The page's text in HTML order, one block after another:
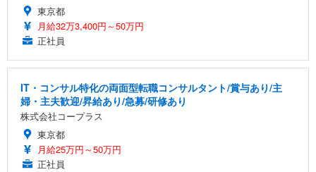
東京都
月給32万3,400円～50万円
正社員
IT・コンサル特化の両面型転職コンサルタント/賞与あり/主
婦・主夫歓迎/昇給あり/急募/研修あり
株式会社コープラス
東京都
月給25万円～50万円
正社員